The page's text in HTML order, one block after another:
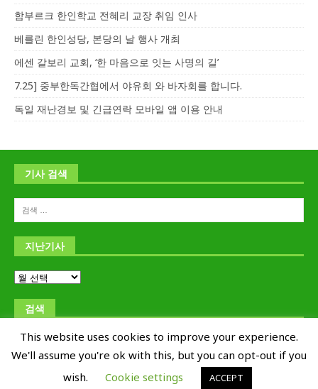
함부르크 한인학교 전혜리 교장 취임 인사
베를린 한인성당, 본당의 날 행사 개최
에센 갈보리 교회, ‘한 마음으로 잇는 사명의 길’
7.25] 중부한독간협에서 야유회 와 바자회를 합니다.
독일 재난경보 및 긴급연락 모바일 앱 이용 안내
기사 검색
지난기사
검색
This website uses cookies to improve your experience.
We'll assume you're ok with this, but you can opt-out if you
wish.
Cookie settings ACCEPT